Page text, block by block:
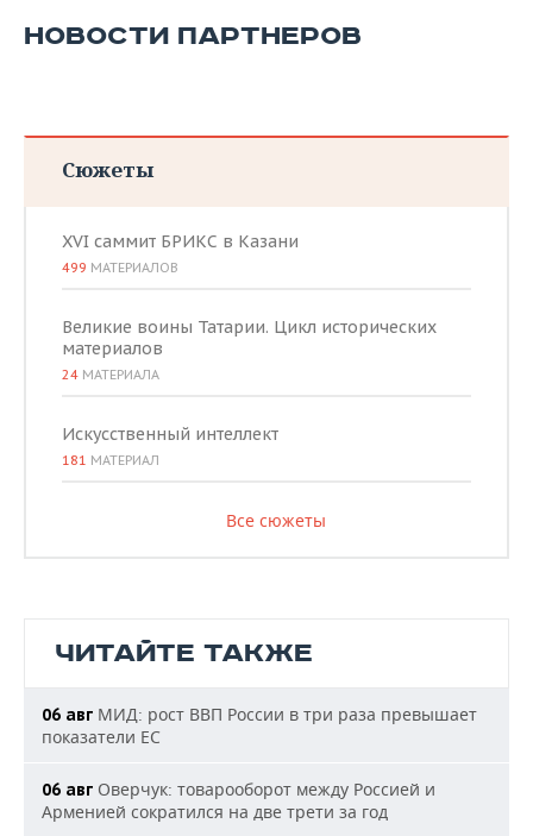
НОВОСТИ ПАРТНЕРОВ
Сюжеты
XVI саммит БРИКС в Казани
499 МАТЕРИАЛОВ
Великие воины Татарии. Цикл исторических
материалов
24 МАТЕРИАЛА
Искусственный интеллект
181 МАТЕРИАЛ
Все сюжеты
ЧИТАЙТЕ ТАКЖЕ
06 авг МИД: рост ВВП России в три раза превышает
показатели ЕС
06 авг Оверчук: товарооборот между Россией и
Арменией сократился на две трети за год